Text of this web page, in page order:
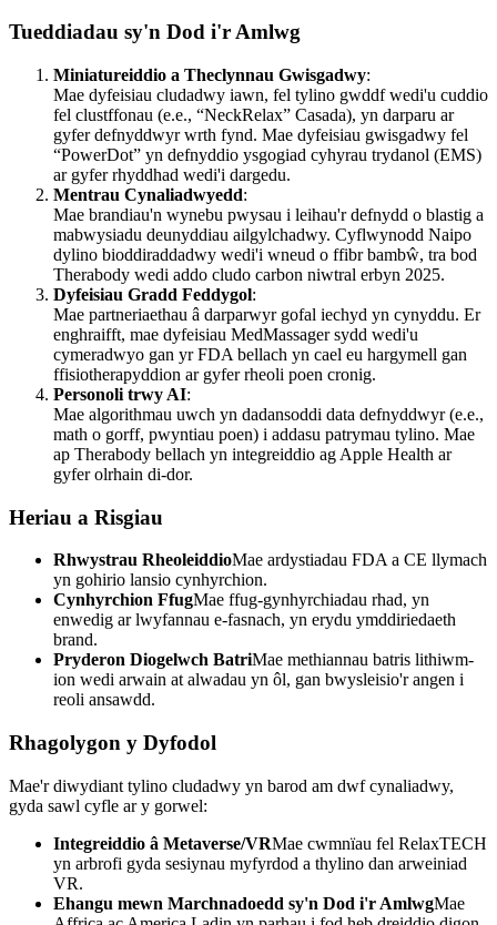
Tueddiadau sy'n Dod i'r Amlwg
Miniatureiddio a Theclynnau Gwisgadwy:
Mae dyfeisiau cludadwy iawn, fel tylino gwddf wedi'u cuddio
fel clustffonau (e.e., “NeckRelax” Casada), yn darparu ar
gyfer defnyddwyr wrth fynd. Mae dyfeisiau gwisgadwy fel
“PowerDot” yn defnyddio ysgogiad cyhyrau trydanol (EMS)
ar gyfer rhyddhad wedi'i dargedu.
Mentrau Cynaliadwyedd:
Mae brandiau'n wynebu pwysau i leihau'r defnydd o blastig a
mabwysiadu deunyddiau ailgylchadwy. Cyflwynodd Naipo
dylino bioddiraddadwy wedi'i wneud o ffibr bambŵ, tra bod
Therabody wedi addo cludo carbon niwtral erbyn 2025.
Dyfeisiau Gradd Feddygol:
Mae partneriaethau â darparwyr gofal iechyd yn cynyddu. Er
enghraifft, mae dyfeisiau MedMassager sydd wedi'u
cymeradwyo gan yr FDA bellach yn cael eu hargymell gan
ffisiotherapyddion ar gyfer rheoli poen cronig.
Personoli trwy AI:
Mae algorithmau uwch yn dadansoddi data defnyddwyr (e.e.,
math o gorff, pwyntiau poen) i addasu patrymau tylino. Mae
ap Therabody bellach yn integreiddio ag Apple Health ar
gyfer olrhain di-dor.
Heriau a Risgiau
Rhwystrau RheoleiddioMae ardystiadau FDA a CE llymach
yn gohirio lansio cynhyrchion.
Cynhyrchion FfugMae ffug-gynhyrchiadau rhad, yn
enwedig ar lwyfannau e-fasnach, yn erydu ymddiriedaeth
brand.
Pryderon Diogelwch BatriMae methiannau batris lithiwm-
ion wedi arwain at alwadau yn ôl, gan bwysleisio'r angen i
reoli ansawdd.
Rhagolygon y Dyfodol
Mae'r diwydiant tylino cludadwy yn barod am dwf cynaliadwy,
gyda sawl cyfle ar y gorwel:
Integreiddio â Metaverse/VRMae cwmnïau fel RelaxTECH
yn arbrofi gyda sesiynau myfyrdod a thylino dan arweiniad
VR.
Ehangu mewn Marchnadoedd sy'n Dod i'r AmlwgMae